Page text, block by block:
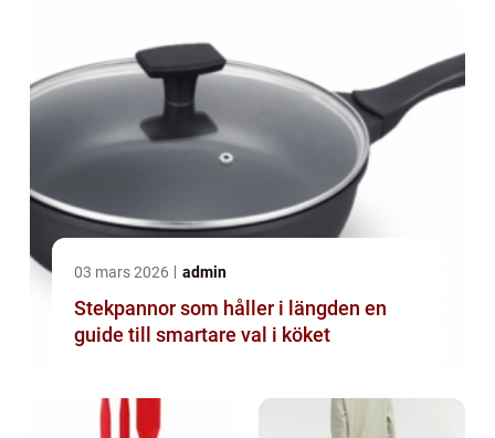
03 mars 2026 admin
Stekpannor som håller i längden en
guide till smartare val i köket